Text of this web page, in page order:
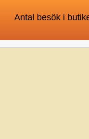
Antal besök i